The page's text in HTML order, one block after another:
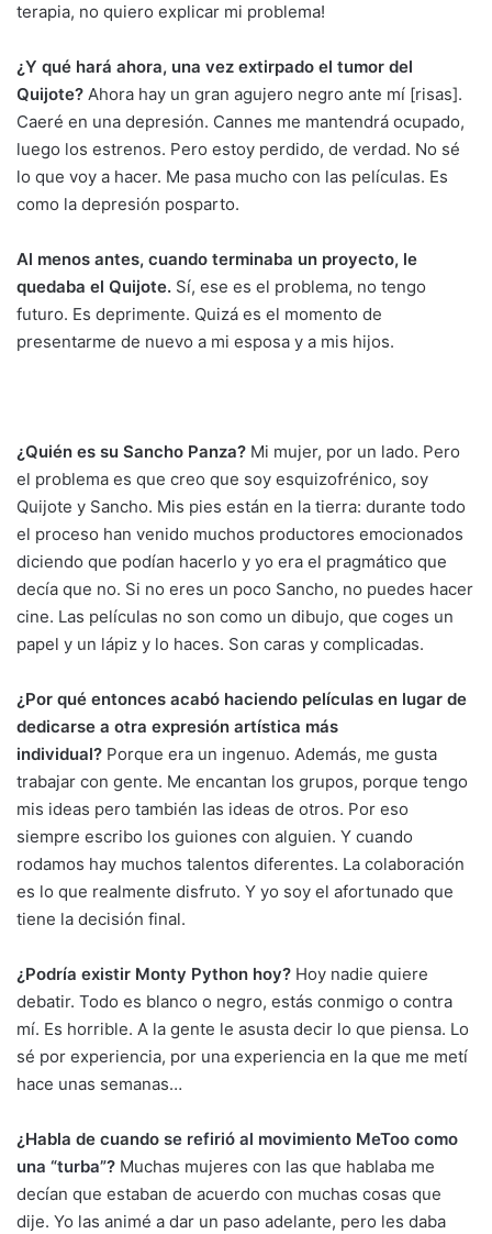
terapia, no quiero explicar mi problema!
¿Y qué hará ahora, una vez extirpado el tumor del
Quijote? Ahora hay un gran agujero negro ante mí [risas].
Caeré en una depresión. Cannes me mantendrá ocupado,
luego los estrenos. Pero estoy perdido, de verdad. No sé
lo que voy a hacer. Me pasa mucho con las películas. Es
como la depresión posparto.
Al menos antes, cuando terminaba un proyecto, le
quedaba el Quijote. Sí, ese es el problema, no tengo
futuro. Es deprimente. Quizá es el momento de
presentarme de nuevo a mi esposa y a mis hijos.
¿Quién es su Sancho Panza? Mi mujer, por un lado. Pero
el problema es que creo que soy esquizofrénico, soy
Quijote y Sancho. Mis pies están en la tierra: durante todo
el proceso han venido muchos productores emocionados
diciendo que podían hacerlo y yo era el pragmático que
decía que no. Si no eres un poco Sancho, no puedes hacer
cine. Las películas no son como un dibujo, que coges un
papel y un lápiz y lo haces. Son caras y complicadas.
¿Por qué entonces acabó haciendo películas en lugar de
dedicarse a otra expresión artística más
individual? Porque era un ingenuo. Además, me gusta
trabajar con gente. Me encantan los grupos, porque tengo
mis ideas pero también las ideas de otros. Por eso
siempre escribo los guiones con alguien. Y cuando
rodamos hay muchos talentos diferentes. La colaboración
es lo que realmente disfruto. Y yo soy el afortunado que
tiene la decisión final.
¿Podría existir Monty Python hoy? Hoy nadie quiere
debatir. Todo es blanco o negro, estás conmigo o contra
mí. Es horrible. A la gente le asusta decir lo que piensa. Lo
sé por experiencia, por una experiencia en la que me metí
hace unas semanas…
¿Habla de cuando se refirió al movimiento MeToo como
una “turba”? Muchas mujeres con las que hablaba me
decían que estaban de acuerdo con muchas cosas que
dije. Yo las animé a dar un paso adelante, pero les daba